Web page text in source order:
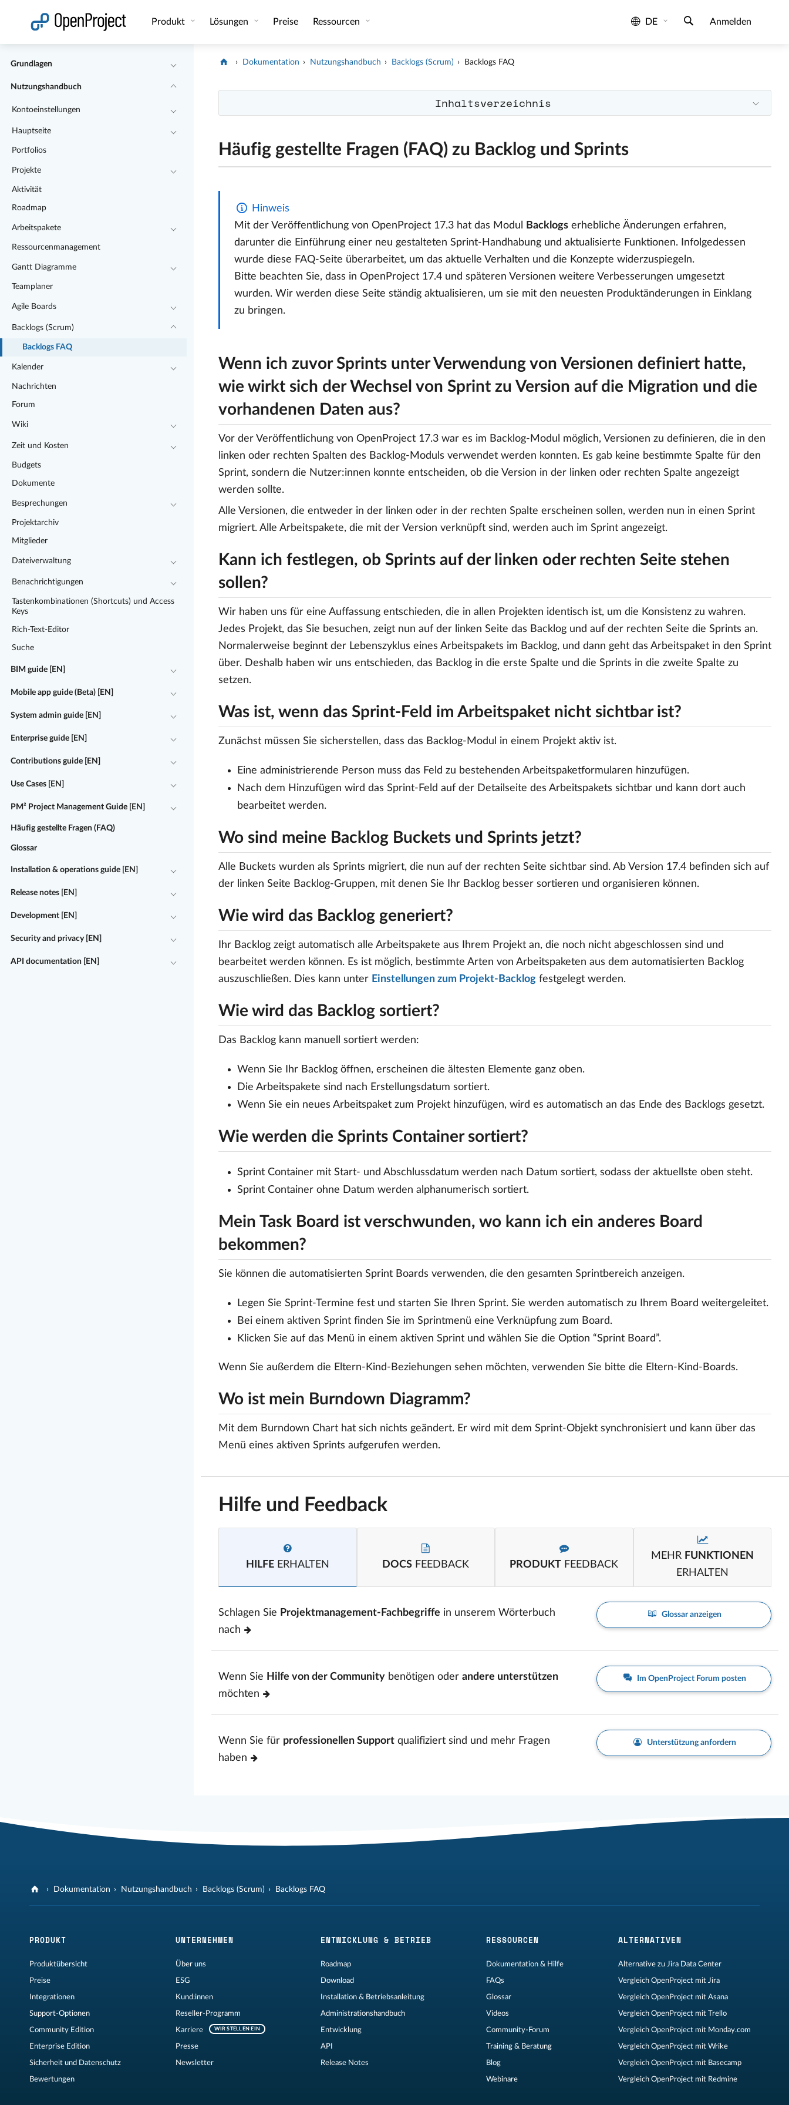
Produkt Lösungen Preise Ressourcen DE Anmelden
Grundlagen
Nutzungshandbuch
Kontoeinstellungen
Hauptseite
Portfolios
Projekte
Aktivität
Roadmap
Arbeitspakete
Ressourcenmanagement
Gantt Diagramme
Teamplaner
Agile Boards
Backlogs (Scrum)
Backlogs FAQ
Kalender
Nachrichten
Forum
Wiki
Zeit und Kosten
Budgets
Dokumente
Besprechungen
Projektarchiv
Mitglieder
Dateiverwaltung
Benachrichtigungen
Tastenkombinationen (Shortcuts) und Access
Keys
Rich-Text-Editor
Suche
BIM guide [EN]
Mobile app guide (Beta) [EN]
System admin guide [EN]
Enterprise guide [EN]
Contributions guide [EN]
Use Cases [EN]
PM² Project Management Guide [EN]
Häufig gestellte Fragen (FAQ)
Glossar
Installation & operations guide [EN]
Release notes [EN]
Development [EN]
Security and privacy [EN]
API documentation [EN]
Dokumentation Nutzungshandbuch Backlogs (Scrum) Backlogs FAQ
Inhaltsverzeichnis
Häufig gestellte Fragen (FAQ) zu Backlog und Sprints
Hinweis
Mit der Veröffentlichung von OpenProject 17.3 hat das Modul
Backlogs erhebliche Änderungen erfahren,
darunter die Einführung einer neu gestalteten Sprint-Handhabung und aktualisierte Funktionen. Infolgedessen
wurde diese FAQ-Seite überarbeitet, um das aktuelle Verhalten und die Konzepte widerzuspiegeln.
Bitte beachten Sie, dass in OpenProject 17.4 und späteren Versionen weitere Verbesserungen umgesetzt
wurden. Wir werden diese Seite ständig aktualisieren, um sie mit den neuesten Produktänderungen in Einklang
zu bringen.
Wenn ich zuvor Sprints unter Verwendung von Versionen definiert hatte,
wie wirkt sich der Wechsel von Sprint zu Version auf die Migration und die
vorhandenen Daten aus?
Vor der Veröffentlichung von OpenProject 17.3 war es im Backlog-Modul möglich, Versionen zu definieren, die in den
linken oder rechten Spalten des Backlog-Moduls verwendet werden konnten. Es gab keine bestimmte Spalte für den
Sprint, sondern die Nutzer:innen konnte entscheiden, ob die Version in der linken oder rechten Spalte angezeigt
werden sollte.
Alle Versionen, die entweder in der linken oder in der rechten Spalte erscheinen sollen, werden nun in einen Sprint
migriert. Alle Arbeitspakete, die mit der Version verknüpft sind, werden auch im Sprint angezeigt.
Kann ich festlegen, ob Sprints auf der linken oder rechten Seite stehen
sollen?
Wir haben uns für eine Auffassung entschieden, die in allen Projekten identisch ist, um die Konsistenz zu wahren.
Jedes Projekt, das Sie besuchen, zeigt nun auf der linken Seite das Backlog und auf der rechten Seite die Sprints an.
Normalerweise beginnt der Lebenszyklus eines Arbeitspakets im Backlog, und dann geht das Arbeitspaket in den Sprint
über. Deshalb haben wir uns entschieden, das Backlog in die erste Spalte und die Sprints in die zweite Spalte zu
setzen.
Was ist, wenn das Sprint-Feld im Arbeitspaket nicht sichtbar ist?
Zunächst müssen Sie sicherstellen, dass das Backlog-Modul in einem Projekt aktiv ist.
Eine administrierende Person muss das Feld zu bestehenden Arbeitspaketformularen hinzufügen.
Nach dem Hinzufügen wird das Sprint-Feld auf der Detailseite des Arbeitspakets sichtbar und kann dort auch
bearbeitet werden.
Wo sind meine Backlog Buckets und Sprints jetzt?
Alle Buckets wurden als Sprints migriert, die nun auf der rechten Seite sichtbar sind. Ab Version 17.4 befinden sich auf
der linken Seite Backlog-Gruppen, mit denen Sie Ihr Backlog besser sortieren und organisieren können.
Wie wird das Backlog generiert?
Ihr Backlog zeigt automatisch alle Arbeitspakete aus Ihrem Projekt an, die noch nicht abgeschlossen sind und
bearbeitet werden können. Es ist möglich, bestimmte Arten von Arbeitspaketen aus dem automatisierten Backlog
auszuschließen. Dies kann unter Einstellungen zum Projekt-Backlog festgelegt werden.
Wie wird das Backlog sortiert?
Das Backlog kann manuell sortiert werden:
Wenn Sie Ihr Backlog öffnen, erscheinen die ältesten Elemente ganz oben.
Die Arbeitspakete sind nach Erstellungsdatum sortiert.
Wenn Sie ein neues Arbeitspaket zum Projekt hinzufügen, wird es automatisch an das Ende des Backlogs gesetzt.
Wie werden die Sprints Container sortiert?
Sprint Container mit Start- und Abschlussdatum werden nach Datum sortiert, sodass der aktuellste oben steht.
Sprint Container ohne Datum werden alphanumerisch sortiert.
Mein Task Board ist verschwunden, wo kann ich ein anderes Board
bekommen?
Sie können die automatisierten Sprint Boards verwenden, die den gesamten Sprintbereich anzeigen.
Legen Sie Sprint-Termine fest und starten Sie Ihren Sprint. Sie werden automatisch zu Ihrem Board weitergeleitet.
Bei einem aktiven Sprint finden Sie im Sprintmenü eine Verknüpfung zum Board.
Klicken Sie auf das Menü in einem aktiven Sprint und wählen Sie die Option “Sprint Board”.
Wenn Sie außerdem die Eltern-Kind-Beziehungen sehen möchten, verwenden Sie bitte die Eltern-Kind-Boards.
Wo ist mein Burndown Diagramm?
Mit dem Burndown Chart hat sich nichts geändert. Er wird mit dem Sprint-Objekt synchronisiert und kann über das
Menü eines aktiven Sprints aufgerufen werden.
Hilfe und Feedback
HILFEERHALTEN DOCS FEEDBACK PRODUKT FEEDBACK
MEHR FUNKTIONEN
ERHALTEN
Schlagen Sie Projektmanagement-Fachbegriffe in unserem Wörterbuch
nach
Glossar anzeigen
Wenn Sie Hilfe von der Community benötigen oder andere unterstützen
möchten
Im OpenProject Forum posten
Wenn Sie für professionellen Support qualifiziert sind und mehr Fragen
haben
Unterstützung anfordern
Dokumentation Nutzungshandbuch Backlogs (Scrum) Backlogs FAQ
PRODUKT
Produktübersicht
Preise
Integrationen
Support-Optionen
Community Edition
Enterprise Edition
Sicherheit und Datenschutz
Bewertungen
UNTERNEHMEN
Über uns
ESG
Kund:innen
Reseller-Programm
Karriere WIR STELLEN EIN
Presse
Newsletter
ENTWICKLUNG & BETRIEB
Roadmap
Download
Installation & Betriebsanleitung
Administrationshandbuch
Entwicklung
API
Release Notes
RESSOURCEN
Dokumentation & Hilfe
FAQs
Glossar
Videos
Community-Forum
Training & Beratung
Blog
Webinare
ALTERNATIVEN
Alternative zu Jira Data Center
Vergleich OpenProject mit Jira
Vergleich OpenProject mit Asana
Vergleich OpenProject mit Trello
Vergleich OpenProject mit Monday.com
Vergleich OpenProject mit Wrike
Vergleich OpenProject mit Basecamp
Vergleich OpenProject mit Redmine